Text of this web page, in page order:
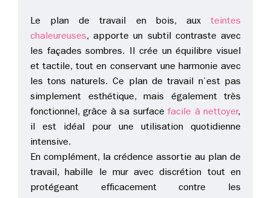
Le plan de travail en bois, aux teintes
chaleureuses, apporte un subtil contraste avec
les façades sombres. Il crée un équilibre visuel
et tactile, tout en conservant une harmonie avec
les tons naturels. Ce plan de travail n’est pas
simplement esthétique, mais également très
fonctionnel, grâce à sa surfacefacile à nettoyer,
il est idéal pour une utilisation quotidienne
intensive.
En complément, la crédence assortie au plan de
travail, habille le mur avec discrétion tout en
protégeant efficacement contre les